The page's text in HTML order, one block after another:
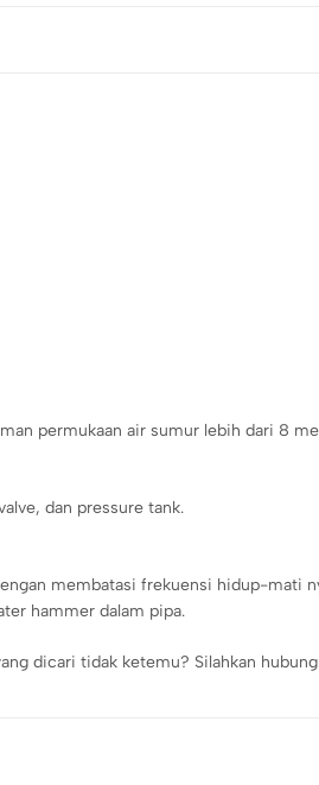
permukaan air sumur lebih dari 8
dan pressure tank.
membatasi frekuensi hidup-mati
hammer dalam pipa.
dicari tidak ketemu? Silahkan